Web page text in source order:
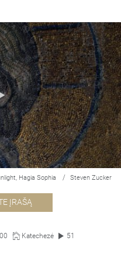
Hagia Sophia / Steven Zucker
ĮRAŠĄ
Katechezė 51